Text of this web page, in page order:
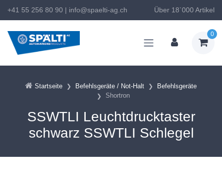
+41 55 256 80 90 | info@spaelti-ag.ch Über 18`000 Artikel
0
Startseite Befehlsgeräte / Not-Halt
Befehlsgeräte
Shortron
SSWTLI Leuchtdrucktaster
schwarz SSWTLI Schlegel